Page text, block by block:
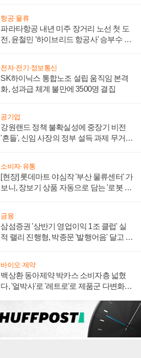
항공·물류
파라타항공 내년 미주 장거리 노선 첫 도
전, 윤철민 '하이브리드 항공사' 승부수 통
전자·전기·정보통신
SK하이닉스 통합노조 설립 움직임 본격
화, 성과급 체계 불만에 3500명 결집
공기업
강원랜드 정책 불확실성에 중장기 비전
'흔들', 신임 사장의 정부 설득 과제 무거워
소비자·유통
[현장] 롯데마트 야심작 '부산 물류센터' 가
보니, 장보기 상품 자동으로 담는 '로봇 40
금융
삼섬증권 '상반기 영업이익 1조 클럽' 실
적 랠리 진행형, 박종문 '발행어음' 달고 연
바이오·제약
백상환 동아제약 박카스 소비자층 넓혔
다, '얼박사'로 '레트로'로 제품군 다변화